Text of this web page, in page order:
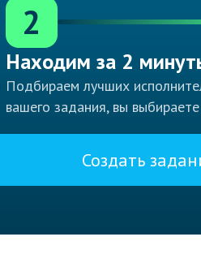
2
Находим за 2
Подбираем лучших
вашего задания, вы
Создать